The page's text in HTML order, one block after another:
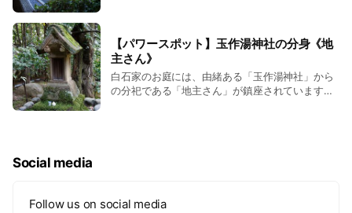
【パワースポット】玉作湯神社の分身《地
主さん》
白石家のお庭には、由緒ある「玉作湯神社」から
の分祀である「地主さん」が鎮座されています。
でお話してくださいました。 また、昨年ご宿泊い
Social media
Follow us on social media